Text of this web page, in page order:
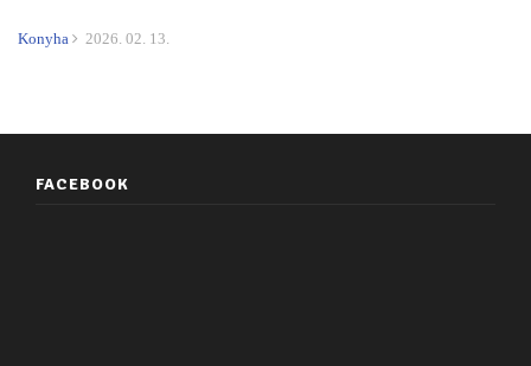
Konyha 2026. 02. 13.
FACEBOOK